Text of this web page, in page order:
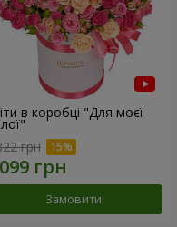
в коробці "Для моєї
грн
Замовити